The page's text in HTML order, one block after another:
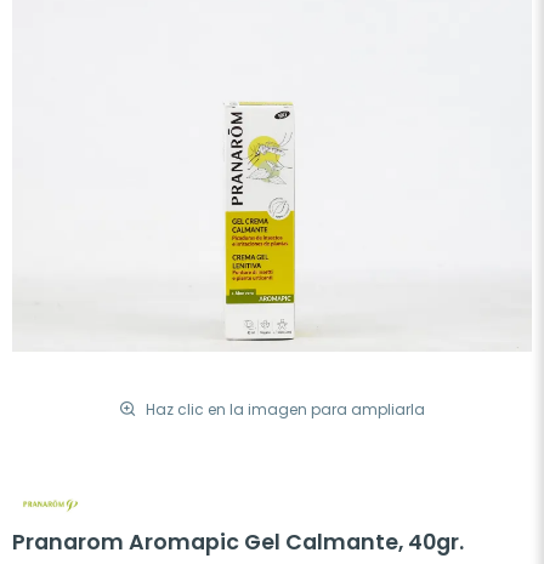
Haz clic en la imagen para ampliarla
Pranarom Aromapic Gel Calmante, 40gr.